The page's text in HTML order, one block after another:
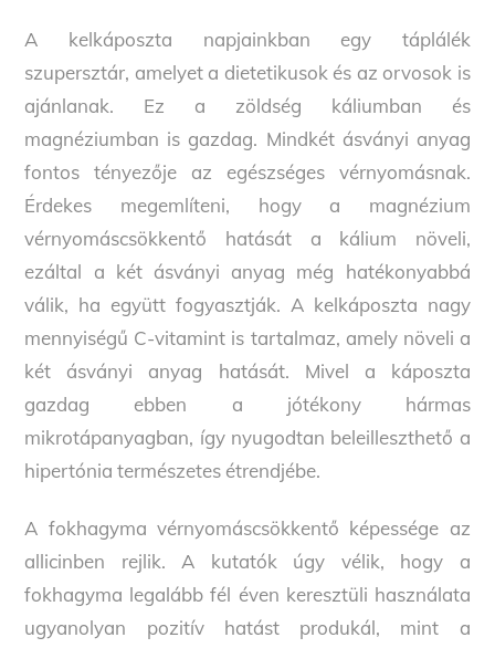
A kelkáposzta napjainkban egy táplálék
szupersztár, amelyet a dietetikusok és az orvosok is
ajánlanak. Ez a zöldség káliumban és
magnéziumban is gazdag. Mindkét ásványi anyag
fontos tényezője az egészséges vérnyomásnak.
Érdekes megemlíteni, hogy a magnézium
vérnyomáscsökkentő hatását a kálium növeli,
ezáltal a két ásványi anyag még hatékonyabbá
válik, ha együtt fogyasztják. A kelkáposzta nagy
mennyiségű C-vitamint is tartalmaz, amely növeli a
két ásványi anyag hatását. Mivel a káposzta
gazdag ebben a jótékony hármas
mikrotápanyagban, így nyugodtan beleilleszthető a
hipertónia természetes étrendjébe.
A fokhagyma vérnyomáscsökkentő képessége az
allicinben rejlik. A kutatók úgy vélik, hogy a
fokhagyma legalább fél éven keresztüli használata
ugyanolyan pozitív hatást produkál, mint a